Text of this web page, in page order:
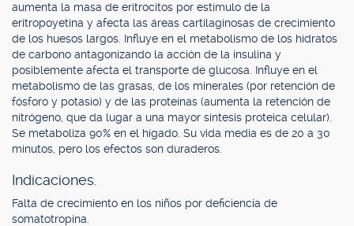
aumenta la masa de eritrocitos por estímulo de la
eritropoyetina y afecta las áreas cartilaginosas de crecimiento
de los huesos largos. Influye en el metabolismo de los hidratos
de carbono antagonizando la acción de la insulina y
posiblemente afecta el transporte de glucosa. Influye en el
metabolismo de las grasas, de los minerales (por retención de
fósforo y potasio) y de las proteínas (aumenta la retención de
nitrógeno, que da lugar a una mayor síntesis proteica celular).
Se metaboliza 90% en el hígado. Su vida media es de 20 a 30
minutos, pero los efectos son duraderos.
Indicaciones.
Falta de crecimiento en los niños por deficiencia de
somatotropina.